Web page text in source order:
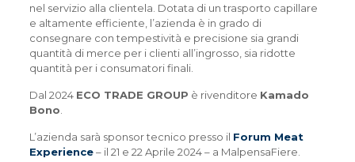
nel servizio alla clientela. Dotata di un trasporto capillare
e altamente efficiente, l’azienda è in grado di
consegnare con tempestività e precisione sia grandi
quantità di merce per i clienti all’ingrosso, sia ridotte
quantità per i consumatori finali.
Dal 2024 ECO TRADE GROUP è rivenditore Kamado
Bono
L’azienda sarà sponsor tecnico presso il Forum Meat
Experience– il 21 e 22 Aprile 2024 – a MalpensaFiere.